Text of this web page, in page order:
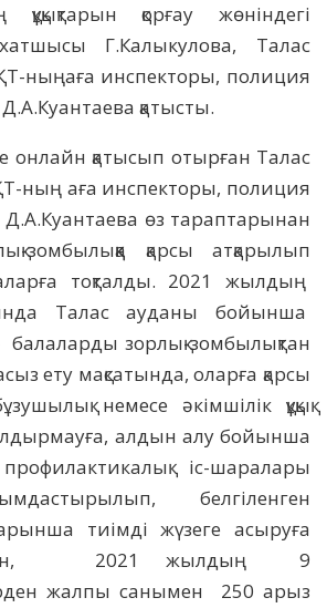
қорғау жөніндегі
Г.Калыкулова, Талас
ныңаға инспекторы, полиция
қатысты.
онлайн қатысып отырған Талас
ның аға инспекторы, полиция
өз тараптарынан
зомбылыққа қарсы атқарылып
тоқталды. 2021 жылдың
Талас ауданы бойынша
зорлық-зомбылықтан
ету мақсатында, оларға қарсы
немесе әкімшілік құқық
алдын алу бойынша
іс-шаралары
белгіленген
тиімді жүзеге асыруға
2021 жылдың 9
жалпы санымен 250 арыз